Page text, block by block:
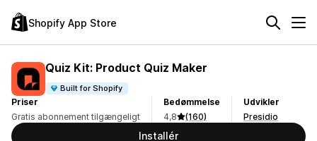
Shopify App Store
Quiz Kit: Product Quiz Maker
Built for Shopify
Priser
Gratis abonnement tilgængeligt
Bedømmelse
4,8
(160)
Udvikler
Presidio
Installér